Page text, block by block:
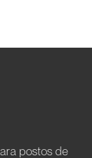
postos de